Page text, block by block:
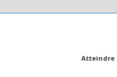
Atteindre